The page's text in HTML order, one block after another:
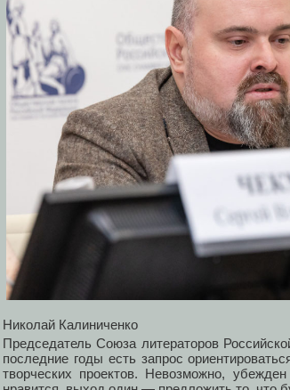
Николай Калиниченко
Председатель Союза литераторов
последние годы есть запрос
творческих проектов. Невозможно,